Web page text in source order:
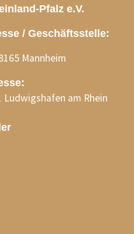
Pfalz e.V.
/ Geschäftsstelle:
Mannheim
Ludwigshafen am Rhein